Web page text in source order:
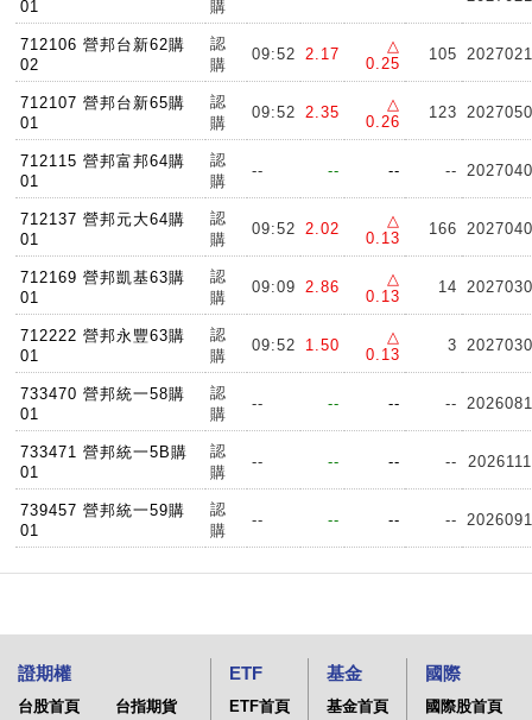
01 購
712106 營邦台新62購
02
認
購
09:52 2.17
△
0.25
105
712107 營邦台新65購
01
認
購
09:52 2.35
△
0.26
123
712115 營邦富邦64購
01
認
購
-- -- -- --
712137 營邦元大64購
01
認
購
09:52 2.02
△
0.13
166
712169 營邦凱基63購
01
認
購
09:09 2.86
△
0.13
14
712222 營邦永豐63購
01
認
購
09:52 1.50
△
0.13
3
733470 營邦統一58購
01
認
購
-- -- -- --
733471 營邦統一5B購
01
認
購
-- -- -- --
739457 營邦統一59購
01
認
購
-- -- -- --
證期權
台股首頁
台指期貨
ETF
ETF首頁
基金
基金首頁
國際
國際股首頁